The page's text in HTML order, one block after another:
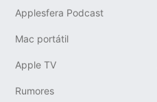
Applesfera Podcast
Mac portátil
Apple TV
Rumores